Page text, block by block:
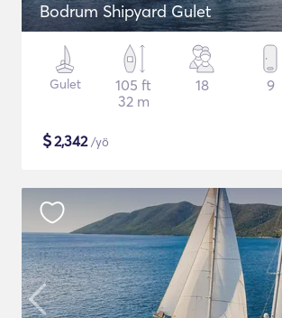
Bodrum Shipyard Gulet
Gulet
105 ft
32 m
18 9
$2,342/yö